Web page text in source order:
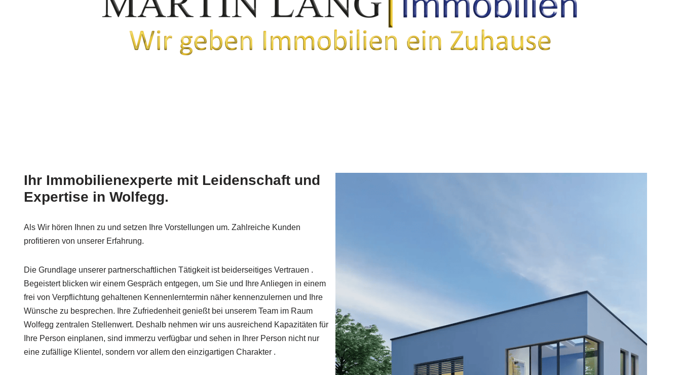
Ihr Immobilienexperte mit Leidenschaft und
Expertise in Wolfegg.
Als Wir hören Ihnen zu und setzen Ihre Vorstellungen um. Zahlreiche Kunden
profitieren von unserer Erfahrung.
Die Grundlage unserer partnerschaftlichen Tätigkeit ist beiderseitiges Vertrauen .
Begeistert blicken wir einem Gespräch entgegen, um Sie und Ihre Anliegen in einem
frei von Verpflichtung gehaltenen Kennenlerntermin näher kennenzulernen und Ihre
Wünsche zu besprechen. Ihre Zufriedenheit genießt bei unserem Team im Raum
Wolfegg zentralen Stellenwert. Deshalb nehmen wir uns ausreichend Kapazitäten für
Ihre Person einplanen, sind immerzu verfügbar und sehen in Ihrer Person nicht nur
eine zufällige Klientel, sondern vor allem den einzigartigen Charakter .